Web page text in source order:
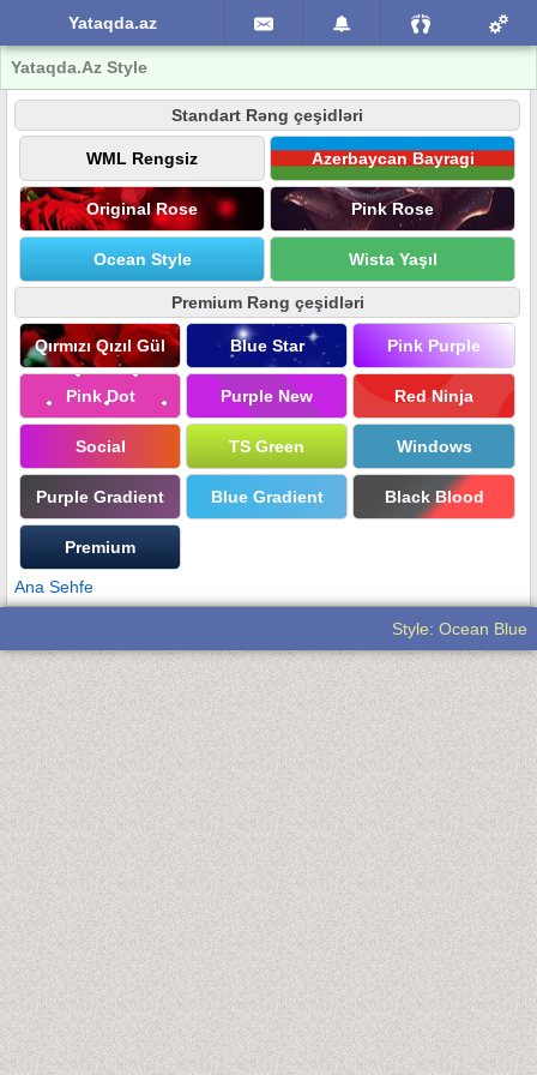
Yataqda.az
Yataqda.Az Style
Standart Rəng çeşidləri
WML Rengsiz Azerbaycan Bayragi
Original Rose Pink Rose
Ocean Style Wista Yaşıl
Premium Rəng çeşidləri
Qırmızı Qızıl Gül Blue Star Pink Purple
Pink Dot Purple New Red Ninja
Social TS Green Windows
Purple Gradient Blue Gradient Black Blood
Premium
Ana Sehfe
Style: Ocean Blue